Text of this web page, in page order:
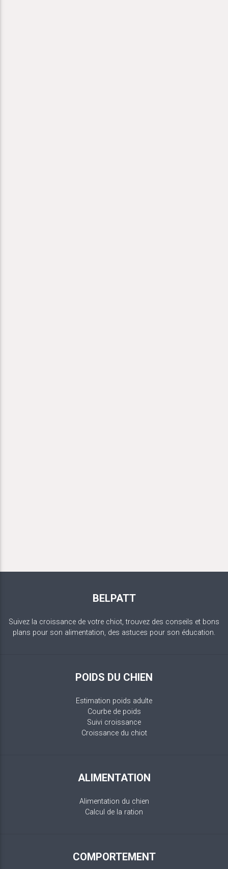
BELPATT
Suivez la croissance de votre chiot, trouvez des conseils et bons
plans pour son alimentation, des astuces pour son éducation.
POIDS DU CHIEN
Estimation poids adulte
Courbe de poids
Suivi croissance
Croissance du chiot
ALIMENTATION
Alimentation du chien
Calcul de la ration
COMPORTEMENT